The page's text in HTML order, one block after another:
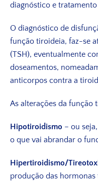
diagnóstico e
O diagnóstico de
função tiroideia, faz-se
(TSH), eventualmente
doseamentos,
anticorpos contra a
As alterações da função
Hipotiroidismo – ou
o que vai abrandar o
Hipertiroidismo/
produção das